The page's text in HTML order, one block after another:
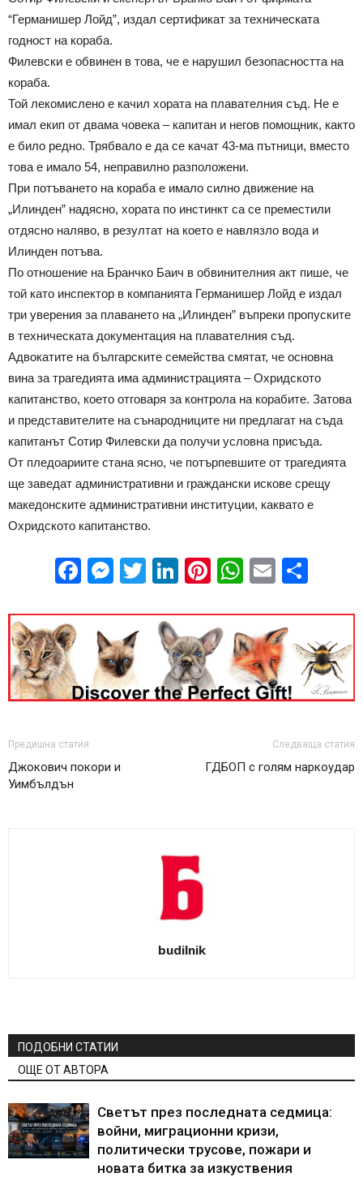
“Германишер Лойд”, издал сертификат за техническата
годност на кораба.
Филевски е обвинен в това, че е нарушил безопасността на
кораба.
Той лекомислено е качил хората на плавателния съд. Не е
имал екип от двама човека – капитан и негов помощник, както
е било редно. Трябвало е да се качат 43-ма пътници, вместо
това е имало 54, неправилно разположени.
При потъването на кораба е имало силно движение на
„Илинден” надясно, хората по инстинкт са се преместили
отдясно наляво, в резултат на което е навлязло вода и
Илинден потъва.
По отношение на Бранчко Баич в обвинителния акт пише, че
той като инспектор в компанията Германишер Лойд е издал
три уверения за плаването на „Илинден” въпреки пропуските
в техническата документация на плавателния съд.
Адвокатите на българските семейства смятат, че основна
вина за трагедията има администрацията – Охридското
капитанство, което отговаря за контрола на корабите. Затова
и представителите на сънародниците ни предлагат на съда
капитанът Сотир Филевски да получи условна присъда.
От пледоариите стана ясно, че потърпевшите от трагедията
ще заведат административни и граждански искове срещу
македонските административни институции, каквато е
Охридското капитанство.
Facebook
Messenger
Twitter
LinkedIn
Pinterest
WhatsApp
Email
Предишна статия
Джокович покори и
Уимбълдън
Следваща статия
ГДБОП с голям наркоудар
budilnik
ПОДОБНИ СТАТИИ
ОЩЕ ОТ АВТОРА
Светът през последната седмица:
войни, миграционни кризи,
политически трусове, пожари и
новата битка за изкуствения